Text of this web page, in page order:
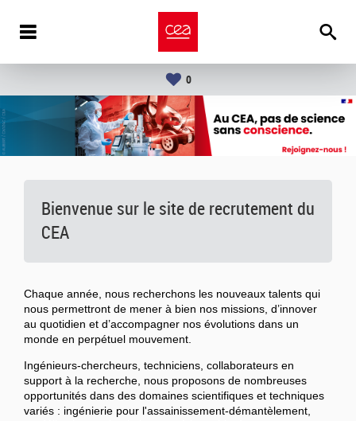
0
Bienvenue sur le site de recrutement du
CEA
Chaque année, nous recherchons les nouveaux talents qui
nous permettront de mener à bien nos missions, d’innover
au quotidien et d’accompagner nos évolutions dans un
monde en perpétuel mouvement.
Ingénieurs-chercheurs, techniciens, collaborateurs en
support à la recherche, nous proposons de nombreuses
opportunités dans des domaines scientifiques et techniques
variés : ingénierie pour l'assainissement-démantèlement,